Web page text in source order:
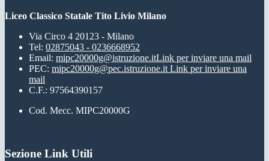
Liceo Classico Statale Tito Livio Milano
Via Circo 4 20123 - Milano
Tel: 02875043 - 0236668952
Email: mipc20000g@istruzione.itLink per inviare una mail
PEC: mipc20000g@pec.istruzione.it Link per inviare una
mail
C.F.: 97564390157
Cod. Mecc. MIPC20000G
Sezione Link Utili